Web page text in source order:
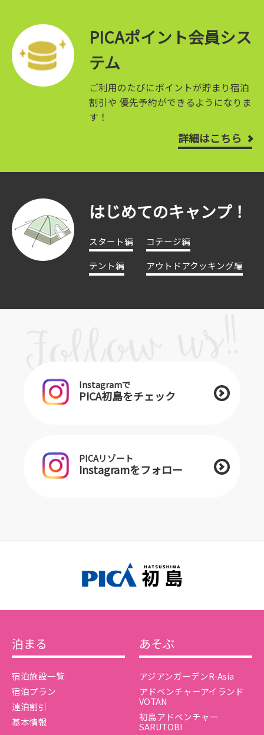
PICAポイント会員シス
テム
ご利用のたびにポイントが貯まり宿泊
割引や 優先予約ができるようになりま
す！
詳細はこちら
はじめてのキャンプ！
スタート編
コテージ編
テント編
アウトドアクッキング編
Instagramで
PICA初島をチェック
PICAリゾート
Instagramをフォロー
泊まる
宿泊施設一覧
宿泊プラン
連泊割引
基本情報
あそぶ
アジアンガーデンR-Asia
アドベンチャーアイランド
VOTAN
初島アドベンチャー
SARUTOBI